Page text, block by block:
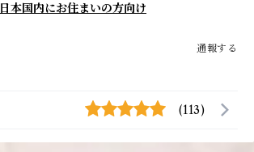
日本国内にお住まいの方向け
通報する
(113)